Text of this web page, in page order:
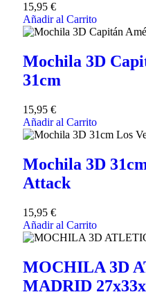
15,95 €
Añadir al Carrito
Mochila 3D
31cm
15,95 €
Añadir al Carrito
Mochila 3D
Attack
15,95 €
Añadir al Carrito
MOCHILA 3D
MADRID